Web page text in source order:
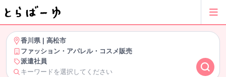
香川県| 高松市
ファッション・アパレル・コスメ販売
派遣社員
キーワードを選択してください